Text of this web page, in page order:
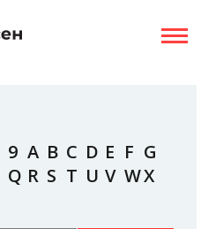
9 A B C D E F G
Q R S T U V WX